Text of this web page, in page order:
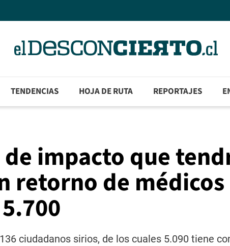
TENDENCIAS HOJA DE RUTA REPORTAJES
impacto que
retorno de médicos
ciudadanos sirios, de los cuales 5.090 tiene